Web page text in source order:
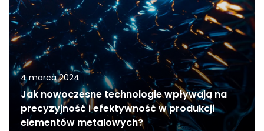
4 marca 2024
Jak nowoczesne technologie wpływają na
precyzyjność i efektywność w produkcji
elementów metalowych?